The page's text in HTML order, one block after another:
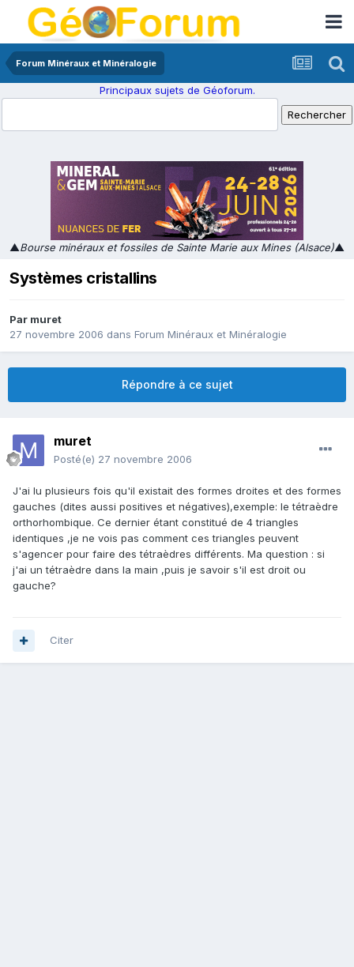
Forum Minéraux et Minéralogie
Principaux sujets de Géoforum.
▲Bourse minéraux et fossiles de Sainte Marie aux Mines (Alsace)▲
Systèmes cristallins
Par muret
27 novembre 2006 dans Forum Minéraux et Minéralogie
Répondre à ce sujet
muret
Posté(e) 27 novembre 2006
J'ai lu plusieurs fois qu'il existait des formes droites et des formes
gauches (dites aussi positives et négatives),exemple: le tétraèdre
orthorhombique. Ce dernier étant constitué de 4 triangles
identiques ,je ne vois pas comment ces triangles peuvent
s'agencer pour faire des tétraèdres différents. Ma question : si
j'ai un tétraèdre dans la main ,puis je savoir s'il est droit ou
gauche?
Citer